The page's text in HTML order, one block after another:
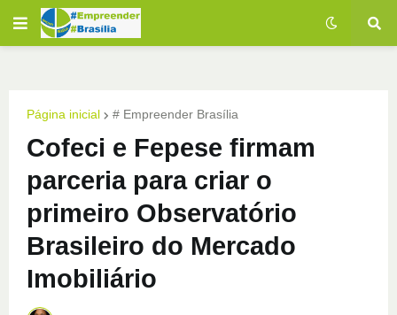
Página inicial # Empreender Brasília
Cofeci e Fepese firmam
parceria para criar o
primeiro Observatório
Brasileiro do Mercado
Imobiliário